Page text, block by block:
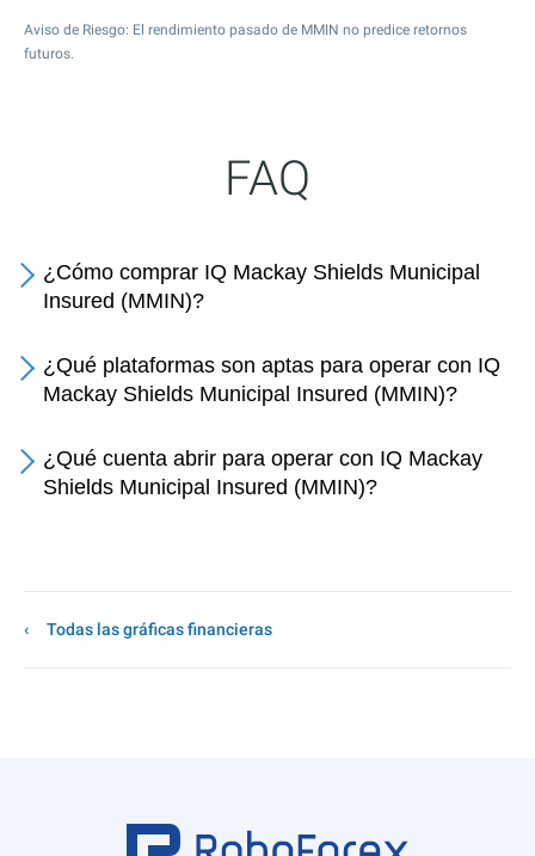
Aviso de Riesgo: El rendimiento pasado de MMIN no predice retornos
futuros.
FAQ
¿Cómo comprar IQ Mackay Shields Municipal
Insured (MMIN)?
¿Qué plataformas son aptas para operar con IQ
Mackay Shields Municipal Insured (MMIN)?
¿Qué cuenta abrir para operar con IQ Mackay
Shields Municipal Insured (MMIN)?
Todas las gráficas financieras